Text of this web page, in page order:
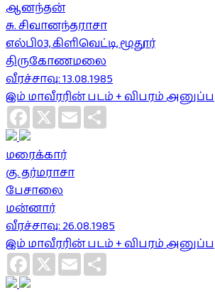
ஆனந்தன்
சு. சிவானந்தராசா
எல்பி03, கிளிவெட்டி, மூதூர்
திருகோணமலை
வீரச்சாவு: 13.08.1985
இம் மாவீரரின் படம் + விபரம் அனுப்ப
Facebook
X Email
மரைக்கார்
கு. தர்மராசா
பேசாலை
மன்னார்
வீரச்சாவு: 26.08.1985
இம் மாவீரரின் படம் + விபரம் அனுப்ப
Facebook
X Email